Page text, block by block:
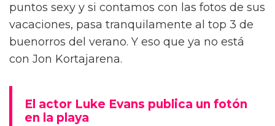
puntos sexy y si contamos con las fotos de sus
vacaciones, pasa tranquilamente al top 3 de
buenorros del verano. Y eso que ya no está
con Jon Kortajarena.
El actor Luke Evans publica un fotón
en la playa